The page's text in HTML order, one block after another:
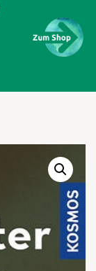
Kontakt
Zum